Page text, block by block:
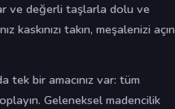
ve değerli taşlarla dolu ve
kaskınızı takın, meşalenizi açın
tek bir amacınız var: tüm
Geleneksel madencilik